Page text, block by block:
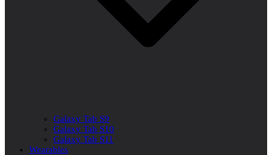
Galaxy Tab S9
Galaxy Tab S10
Galaxy Tab S11
Wearables